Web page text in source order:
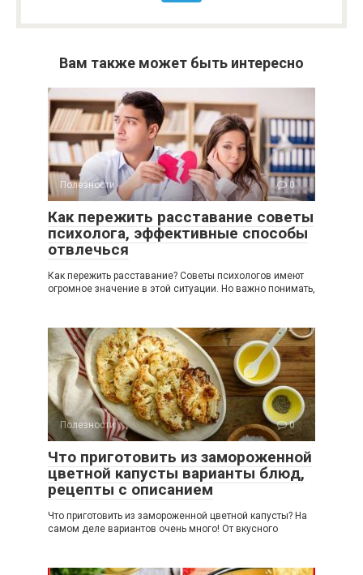
Вам также может быть интересно
Полезности 0
Как пережить расставание советы
психолога, эффективные способы
отвлечься
Как пережить расставание? Советы психологов имеют
огромное значение в этой ситуации. Но важно понимать,
Полезности 0
Что приготовить из замороженной
цветной капусты варианты блюд,
рецепты с описанием
Что приготовить из замороженной цветной капусты? На
самом деле вариантов очень много! От вкусного